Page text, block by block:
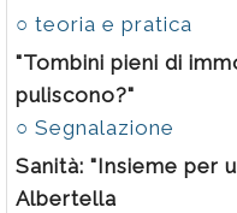
○ teoria e pratica
"Tombini pieni di
puliscono?"
○ Segnalazione
Sanità: "Insieme per
Albertella